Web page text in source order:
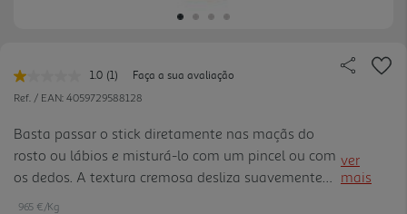
1.0 Leu
uma
Link
para
a
mesma
página.
(1)
Faça a sua avaliação
Ref. / EAN: 4059729588128
Basta passar o stick diretamente nas maçãs do
rosto ou lábios e misturá-lo com um pincel ou com
os dedos. A textura cremosa desliza suavemente
na pele e derrete instantaneamente. Para uma
ver
mais
965 €/Kg